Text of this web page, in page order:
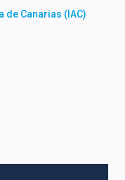
de Canarias (IAC)